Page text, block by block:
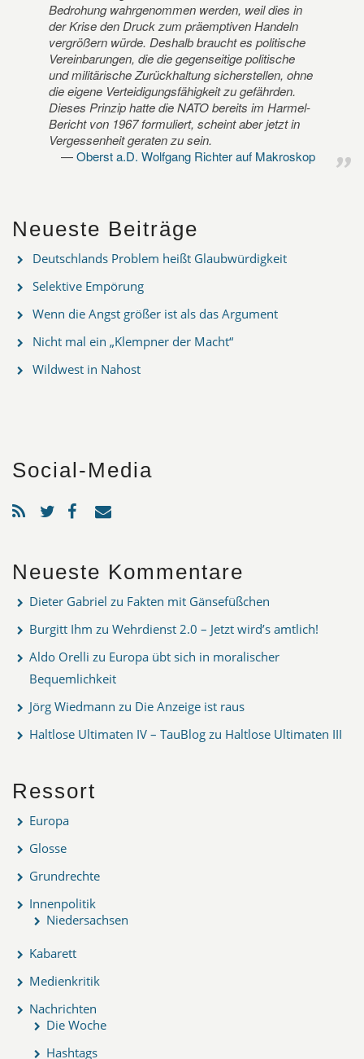
Bedrohung wahrgenommen werden, weil dies in
der Krise den Druck zum präemptiven Handeln
vergrößern würde. Deshalb braucht es politische
Vereinbarungen, die die gegenseitige politische
und militärische Zurückhaltung sicherstellen, ohne
die eigene Verteidigungsfähigkeit zu gefährden.
Dieses Prinzip hatte die NATO bereits im Harmel-
Bericht von 1967 formuliert, scheint aber jetzt in
Vergessenheit geraten zu sein.
Oberst a.D. Wolfgang Richter auf Makroskop
Neueste Beiträge
Deutschlands Problem heißt Glaubwürdigkeit
Selektive Empörung
Wenn die Angst größer ist als das Argument
Nicht mal ein „Klempner der Macht“
Wildwest in Nahost
Social-Media
Neueste Kommentare
Dieter Gabriel zu Fakten mit Gänsefüßchen
Burgitt Ihm zu Wehrdienst 2.0 – Jetzt wird’s amtlich!
Aldo Orelli zu Europa übt sich in moralischer
Bequemlichkeit
Jörg Wiedmann zu Die Anzeige ist raus
Haltlose Ultimaten IV – TauBlog zu Haltlose Ultimaten III
Ressort
Europa
Glosse
Grundrechte
Innenpolitik
Niedersachsen
Kabarett
Medienkritik
Nachrichten
Die Woche
Hashtags